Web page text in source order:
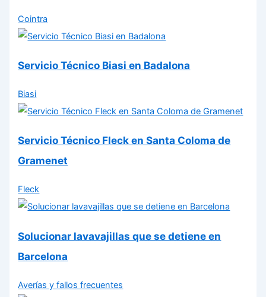
Cointra
Servicio Técnico Biasi en Badalona
Biasi
Servicio Técnico Fleck en Santa Coloma de
Gramenet
Fleck
Solucionar lavavajillas que se detiene en
Barcelona
Averías y fallos frecuentes